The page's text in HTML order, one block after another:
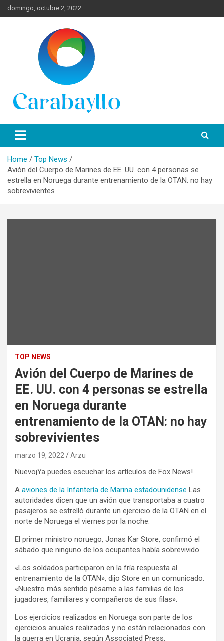
Skip
to
domingo, octubre 2, 2022
Portal de Lima Norte y
Carabayllo
información turística en español de toda España.
Home
Top News
Avión del Cuerpo de Marines de EE. UU. con 4 personas se
estrella en Noruega durante entrenamiento de la OTAN: no hay
sobrevivientes
TOP NEWS
Avión del Cuerpo de Marines de
EE. UU. con 4 personas se estrella
en Noruega durante
entrenamiento de la OTAN: no hay
sobrevivientes
marzo 19, 2022 Arzu
Nuevo¡Ya puedes escuchar los artículos de Fox News!
A aviones de la Infantería de Marina estadounidense Las
autoridades dicen que un avión que transportaba a cuatro
pasajeros se estrelló durante un ejercicio de la OTAN en el
norte de Noruega el viernes por la noche.
El primer ministro noruego, Jonas Kar Store, confirmó el
sábado que ninguno de los ocupantes había sobrevivido.
«Los soldados participaron en la fría respuesta al
entrenamiento de la OTAN», dijo Store en un comunicado.
«Nuestro más sentido pésame a las familias de los
jugadores, familiares y compañeros de sus filas».
Los ejercicios realizados en Noruega son parte de los
ejercicios anuales realizados y no están relacionados con
la guerra en Ucrania, según Associated Press.